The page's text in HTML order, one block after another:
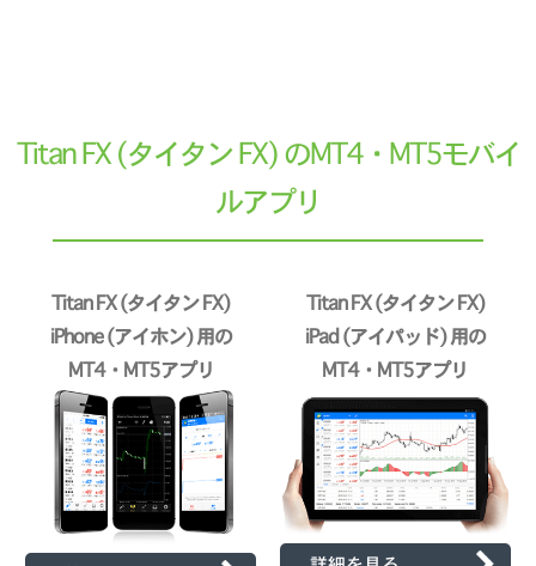
Titan FX (タイタン FX) のMT4・MT5モバイ
ルアプリ
Titan FX (タイタン FX)
iPhone (アイホン) 用の
MT4・MT5アプリ
Titan FX (タイタン FX)
iPad (アイパッド) 用の
MT4・MT5アプリ